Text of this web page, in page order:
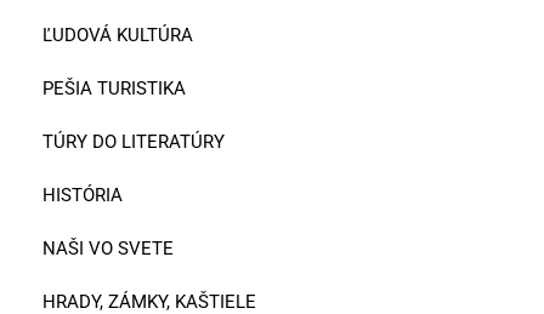
ĽUDOVÁ KULTÚRA
PEŠIA TURISTIKA
TÚRY DO LITERATÚRY
HISTÓRIA
NAŠI VO SVETE
HRADY, ZÁMKY, KAŠTIELE